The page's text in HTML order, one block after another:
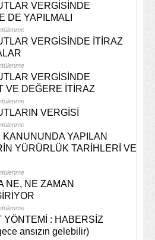
VERGİSİNDE
DE YAPILMALI
VERGİSİNDE İTİRAZ
VERGİSİNDE
VE DEĞERE İTİRAZ
VERGİSİ
YAPILAN
YÜRÜRLÜK TARİHLERİ VE
NE, NE ZAMAN
YÖNTEMİ : HABERSİZ
ansızın gelebilir)